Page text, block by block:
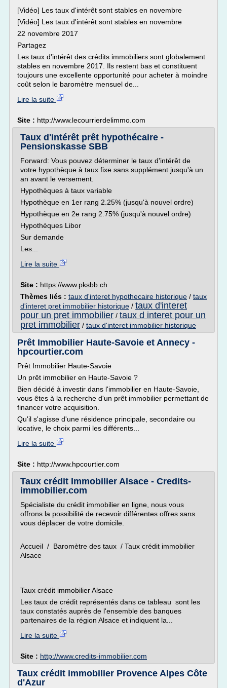
[Vidéo] Les taux d'intérêt sont stables en novembre
[Vidéo] Les taux d'intérêt sont stables en novembre
22 novembre 2017
Partagez
Les taux d'intérêt des crédits immobiliers sont globalement
stables en novembre 2017. Ils restent bas et constituent
toujours une excellente opportunité pour acheter à moindre
coût selon le baromètre mensuel de...
Lire la suite
Site : http://www.lecourrierdelimmo.com
Taux d'intérêt prêt hypothécaire -
Pensionskasse SBB
Forward: Vous pouvez déterminer le taux d'intérêt de
votre hypothèque à taux fixe sans supplément jusqu'à un
an avant le versement.
Hypothèques à taux variable
Hypothèque en 1er rang 2.25% (jusqu'à nouvel ordre)
Hypothèque en 2e rang 2.75% (jusqu'à nouvel ordre)
Hypothèques Libor
Sur demande
Les...
Lire la suite
Site : https://www.pksbb.ch
Thèmes liés : taux d'interet hypothecaire historique / taux
d'interet pret immobilier historique / taux d'interet
pour un pret immobilier / taux d interet pour un
pret immobilier / taux d'interet immobilier historique
Prêt Immobilier Haute-Savoie et Annecy -
hpcourtier.com
Prêt Immobilier Haute-Savoie
Un prêt immobilier en Haute-Savoie ?
Bien décidé à investir dans l'immobilier en Haute-Savoie,
vous êtes à la recherche d'un prêt immobilier permettant de
financer votre acquisition.
Qu'il s'agisse d'une résidence principale, secondaire ou
locative, le choix parmi les différents...
Lire la suite
Site : http://www.hpcourtier.com
Taux crédit Immobilier Alsace - Credits-
immobilier.com
Spécialiste du crédit immobilier en ligne, nous vous
offrons la possibilité de recevoir différentes offres sans
vous déplacer de votre domicile.
Accueil / Baromètre des taux / Taux crédit immobilier
Alsace
Taux crédit immobilier Alsace
Les taux de crédit représentés dans ce tableau sont les
taux constatés auprès de l'ensemble des banques
partenaires de la région Alsace et indiquent la...
Lire la suite
Site : http://www.credits-immobilier.com
Taux crédit immobilier Provence Alpes Côte
d'Azur